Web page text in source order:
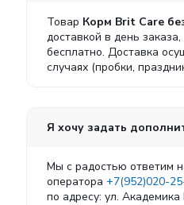
Товар Корм Brit Care
доставкой в день
бесплатно. Доставка
случаях (пробки,
Я хочу задать
Мы с радостью ответим
оператора +7(952)020-
по адресу: ул.